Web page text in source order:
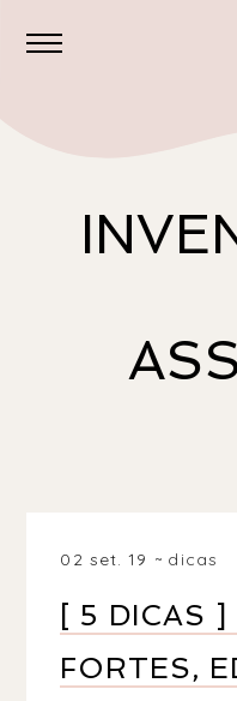
02 set. 19 dicas
[ 5 DICAS ]
FORTES,